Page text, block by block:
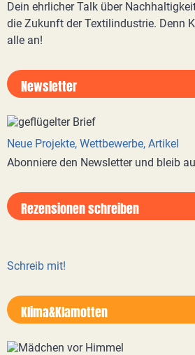
Dein ehrlicher Talk über
die Zukunft der Textilindustrie. Denn
alle an!
Newsletter
Neue Projekte, Wettbewerbe, Artikel
Abonniere den Newsletter und bleib
Rezensionen schreiben
Schreib mit!
Klima&Klamotten